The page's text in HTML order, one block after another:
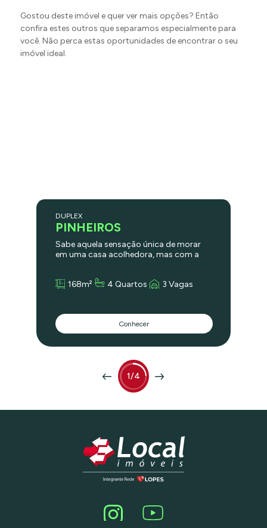
Gostou deste imóvel e quer ver mais opções? Então
confira estes outros que separamos especialmente para
você. Não perca estas oportunidades de encontrar o seu
imóvel ideal.
1/4
DUPLEX
PINHEIROS
Sabe aquela sensação única de morar
em uma casa acolhedora, mas com a
de 167 m² em Pinheiros é a tradução
Arruda — um dos nomes mais
relevantes do design de interiores
brasileiro —, cada metro quadrado
reflete elegância, funcionalidade e muita
Íntima e o Acolhimento Logo na
entrada, você é recebido por uma sala
ampla e calorosa, emoldurada por uma
refúgio urbano. Conta com armários
generosos planejados para o dia a dia e
um banheiro espaçoso com potencial
para receber uma banheira de imersão.
Segunda Suíte: Um espaço versátil que
hóspedes acolhedor ou um home office
inspirador. Uma das suítes encanta
168m² 4 Quartos 3 Vagas
Conhecer